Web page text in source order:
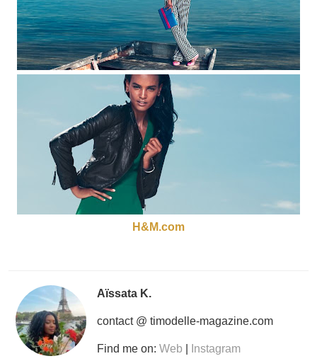
H&M.com
Aïssata K.
contact @ timodelle-magazine.com
Find me on: Web Instagram